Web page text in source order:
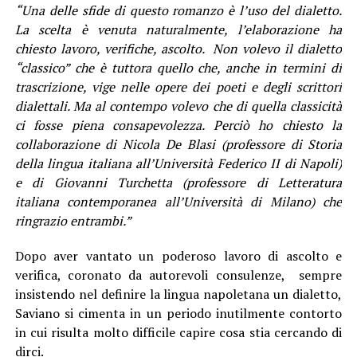
“Una delle sfide di questo romanzo è l’uso del dialetto.
La scelta è venuta naturalmente, l’elaborazione ha
chiesto lavoro, verifiche, ascolto.Non volevo il dialetto
“classico” che è tuttora quello che, anche in termini di
trascrizione, vige nelle opere dei poeti e degli scrittori
dialettali. Ma al contempo volevo che di quella classicità
ci fosse piena consapevolezza. Perciò ho chiesto la
collaborazione di Nicola De Blasi (professore di Storia
della lingua italiana all’Università Federico II di Napoli)
e di Giovanni Turchetta (professore di Letteratura
italiana contemporanea all’Università di Milano) che
ringrazio entrambi.”
Dopo aver vantato un poderoso lavoro di ascolto e
verifica, coronato da autorevoli consulenze, sempre
insistendo nel definire la lingua napoletana un dialetto,
Saviano si cimenta in un periodo inutilmente contorto
in cui risulta molto difficile capire cosa stia cercando di
dirci.